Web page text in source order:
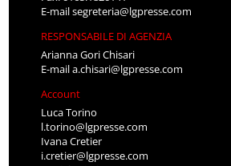
E-mailsegreteria@lgpresse.com
RESPONSABILE DI AGENZIA
Arianna Gori Chisari
E-maila.chisari@lgpresse.com
Account
Luca Torino
l.torino@lgpresse.com
Ivana Cretier
i.cretier@lgpresse.com